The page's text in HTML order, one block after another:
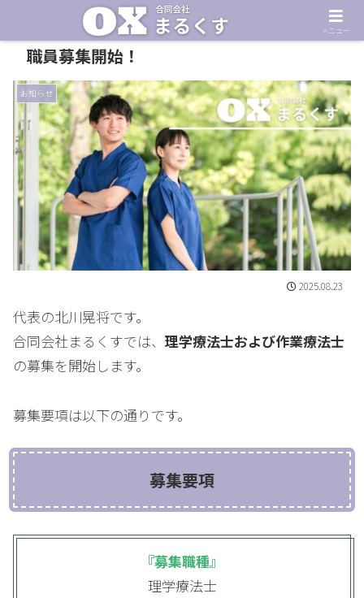
職員募集開始！
お知らせ
2025.08.23
代表の北川晃将です。
合同会社まるくすでは、 理学療法士および作業療法士
の募集を開始します。
募集要項は以下の通りです。
募集要項
『募集職種』
理学療法士
メニュー